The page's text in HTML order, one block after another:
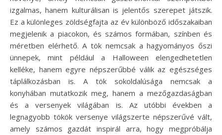
izgalmas, hanem kulturálisan is jelentős szerepet játszik.
Ez a különleges zöldségfajta az év különböző időszakaiban
megjelenik a piacokon, és számos formában, színben és
méretben elérhető. A tök nemcsak a hagyományos őszi
ünnepek, mint például a Halloween elengedhetetlen
kelléke, hanem egyre népszerűbbé válik az egészséges
táplálkozásban is. A tök sokoldalúsága nemcsak a
konyhában mutatkozik meg, hanem a mezőgazdaságban
és a versenyek világában is. Az utóbbi években a
legnagyobb tökök versenye világszerte népszerűvé vált,
amely számos gazdát inspirál arra, hogy megpróbálja